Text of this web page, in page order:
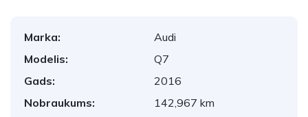
Marka:
Audi
Modelis:
Q7
Gads:
2016
Nobraukums:
142,967 km